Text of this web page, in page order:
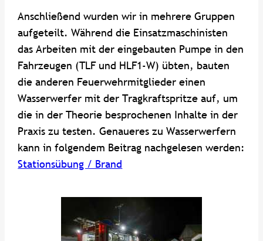
Anschließend wurden wir in mehrere Gruppen
aufgeteilt. Während die Einsatzmaschinisten
das Arbeiten mit der eingebauten Pumpe in den
Fahrzeugen (TLF und HLF1-W) übten, bauten
die anderen Feuerwehrmitglieder einen
Wasserwerfer mit der Tragkraftspritze auf, um
die in der Theorie besprochenen Inhalte in der
Praxis zu testen. Genaueres zu Wasserwerfern
kann in folgendem Beitrag nachgelesen werden:
Stationsübung / Brand